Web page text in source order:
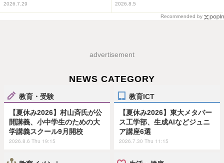
2026.7.29 2026.8.5
Recommended by
advertisement
NEWS CATEGORY
教育・受験
【夏休み2026】村山斉氏が公
開講義、小中学生のための大
学講義スクール9月開校
2026.8.6 Thu 19:15
教育ICT
【夏休み2026】東大メタバー
ス工学部、生成AIなどジュニ
ア講座6選
2026.7.30 Thu 11:15